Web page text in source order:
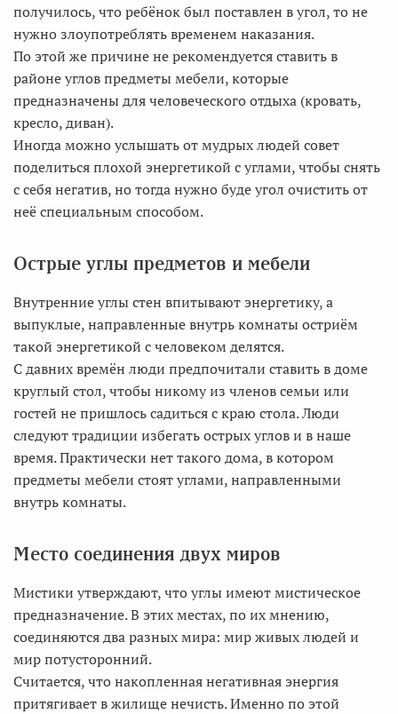
получилось, что ребёнок был поставлен в угол, то не
нужно злоупотреблять временем наказания.
По этой же причине не рекомендуется ставить в
районе углов предметы мебели, которые
предназначены для человеческого отдыха (кровать,
кресло, диван).
Иногда можно услышать от мудрых людей совет
поделиться плохой энергетикой с углами, чтобы снять
с себя негатив, но тогда нужно буде угол очистить от
неё специальным способом.
Острые углы предметов и мебели
Внутренние углы стен впитывают энергетику, а
выпуклые, направленные внутрь комнаты остриём
такой энергетикой с человеком делятся.
С давних времён люди предпочитали ставить в доме
круглый стол, чтобы никому из членов семьи или
гостей не пришлось садиться с краю стола. Люди
следуют традиции избегать острых углов и в наше
время. Практически нет такого дома, в котором
предметы мебели стоят углами, направленными
внутрь комнаты.
Место соединения двух миров
Мистики утверждают, что углы имеют мистическое
предназначение. В этих местах, по их мнению,
соединяются два разных мира: мир живых людей и
мир потусторонний.
Считается, что накопленная негативная энергия
притягивает в жилище нечисть. Именно по этой